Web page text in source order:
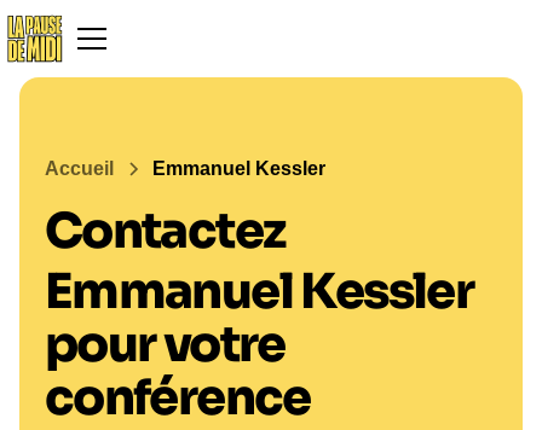
Accueil Emmanuel Kessler
Contactez
Emmanuel Kessler
pour votre
conférence